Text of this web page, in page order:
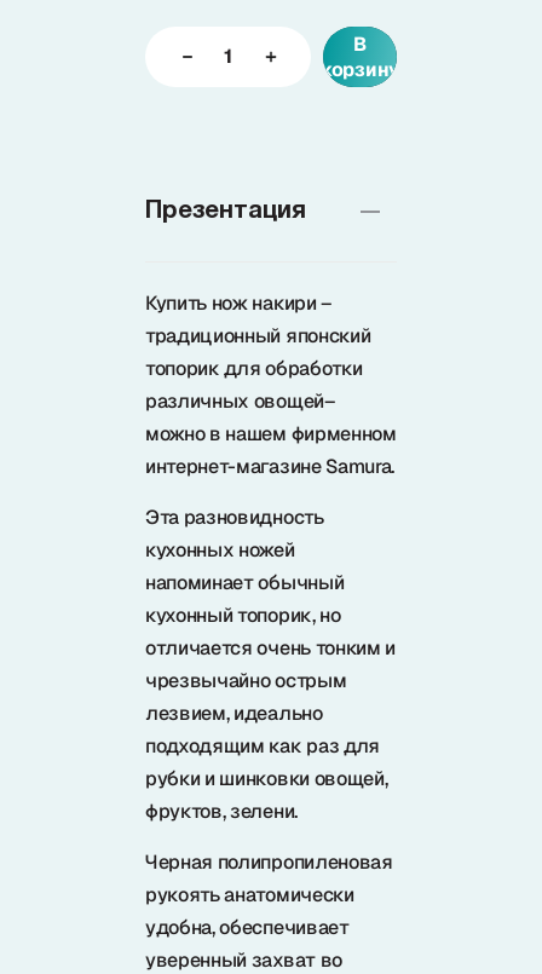
+7 (985) 682 65 26
+7 (495) 280 73 80
Интернет-магазин
Problem@samura.ru
По вопросам качества
В
корзину
Презентация
Купить нож накири –
традиционный японский
топорик для обработки
различных овощей–
можно в нашем фирменном
интернет-магазине Samura.
Эта разновидность
кухонных ножей
напоминает обычный
кухонный топорик, но
отличается очень тонким и
чрезвычайно острым
лезвием, идеально
подходящим как раз для
рубки и шинковки овощей,
фруктов, зелени.
Черная полипропиленовая
рукоять анатомически
удобна, обеспечивает
уверенный захват во